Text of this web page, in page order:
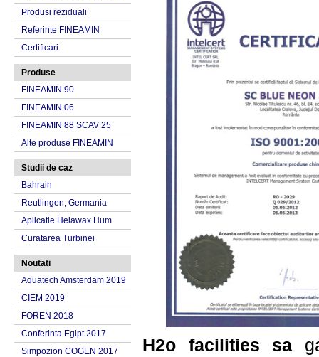
H2o facilities sa
Produsi reziduali
Referinte FINEAMIN
Certificari
Produse
FINEAMIN 90
FINEAMIN 06
FINEAMIN 88 SCAV 25
Alte produse FINEAMIN
Studii de caz
Bahrain
Reutlingen, Germania
Aplicatie Helawax Hum
Curatarea Turbinei
Noutati
Aquatech Amsterdam 2019
CIEM 2019
FOREN 2018
Conferinta Egipt 2017
Simpozion COGEN 2017